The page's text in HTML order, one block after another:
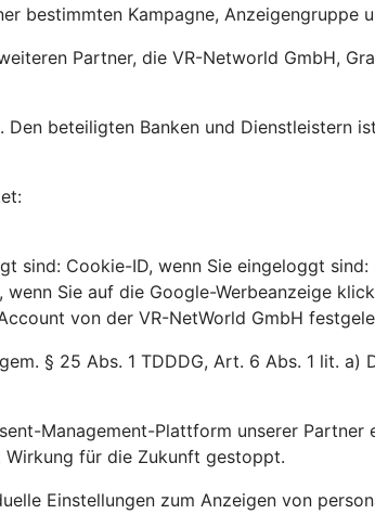
bestimmten Kampagne, Anzeigengruppe
Partner, die VR-Networld GmbH,
beteiligten Banken und Dienstleistern
sind: Cookie-ID, wenn Sie eingeloggt sind:
Sie auf die Google-Werbeanzeige
von der VR-NetWorld GmbH
§ 25 Abs. 1 TDDDG, Art. 6 Abs. 1 lit. a)
Management-Plattform unserer
Wirkung für die Zukunft gestoppt.
Einstellungen zum Anzeigen von